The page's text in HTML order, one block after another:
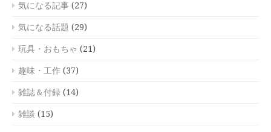
気になる記事 (27)
気になる話題 (29)
玩具・おもちゃ (21)
趣味・工作 (37)
雑誌＆付録 (14)
雑談 (15)